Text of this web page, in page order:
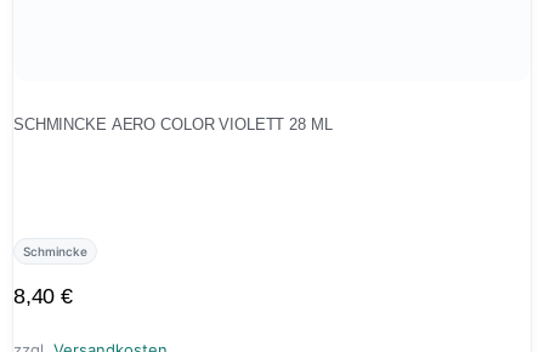
SCHMINCKE AERO COLOR VIOLETT 28 ML
Schmincke
8,40€